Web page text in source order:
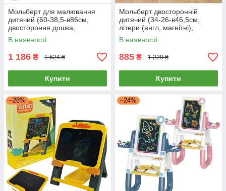
Мольберт для малювання
дитячий (60-38,5-в86см,
двостороння дошка,
маркери, крейда, стакан,
губка, 32 предмети) 050-13
В наявності
1 186 ₴ 1 624 ₴
Купити
Мольберт двосторонній
дитячий (34-26-в46,5см,
літери (англ, магнітні),
фломастери, крейда, губка,
24 деталі) 050-69
В наявності
885 ₴ 1 229 ₴
Купити
–28% –24%